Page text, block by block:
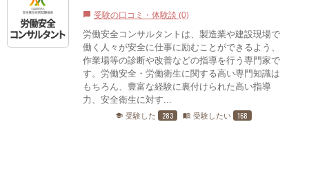
chat_bubble 受験の口コミ・体験談 (0)
労働安全コンサルタントは、製造業や建設現場で
働く人々が安全に仕事に励むことができるよう、
作業場等の診断や改善などの指導を行う専門家で
す。労働安全・労働衛生に関する高い専門知識は
もちろん、豊富な経験に裏付けられた高い指導
力、安全衛生に対す...
school 受験した 283 menu_book 受験したい 168